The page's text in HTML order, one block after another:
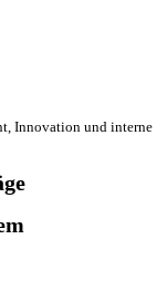
Innovation und interne